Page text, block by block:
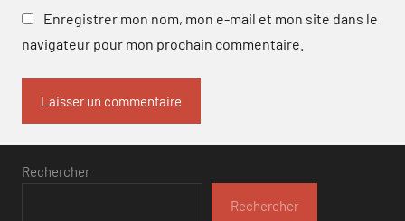
Enregistrer mon nom, mon e-mail et mon site dans le
navigateur pour mon prochain commentaire.
Rechercher
Rechercher